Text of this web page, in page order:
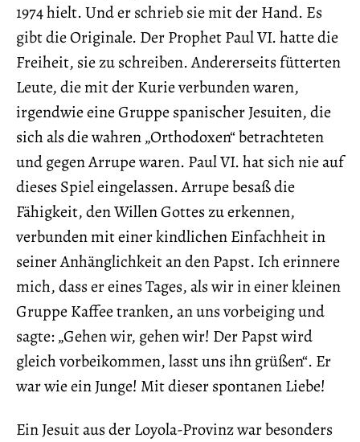
1974 hielt. Und er schrieb sie mit der Hand. Es
gibt die Originale. Der Prophet Paul VI. hatte die
Freiheit, sie zu schreiben. Andererseits fütterten
Leute, die mit der Kurie verbunden waren,
irgendwie eine Gruppe spanischer Jesuiten, die
sich als die wahren „Orthodoxen“ betrachteten
und gegen Arrupe waren. Paul VI. hat sich nie auf
dieses Spiel eingelassen. Arrupe besaß die
Fähigkeit, den Willen Gottes zu erkennen,
verbunden mit einer kindlichen Einfachheit in
seiner Anhänglichkeit an den Papst. Ich erinnere
mich, dass er eines Tages, als wir in einer kleinen
Gruppe Kaffee tranken, an uns vorbeiging und
sagte: „Gehen wir, gehen wir! Der Papst wird
gleich vorbeikommen, lasst uns ihn grüßen“. Er
war wie ein Junge! Mit dieser spontanen Liebe!
Ein Jesuit aus der Loyola-Provinz war besonders